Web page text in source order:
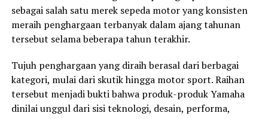
sebagai salah satu merek sepeda motor yang konsisten
meraih penghargaan terbanyak dalam ajang tahunan
tersebut selama beberapa tahun terakhir.
Tujuh penghargaan yang diraih berasal dari berbagai
kategori, mulai dari skutik hingga motor sport. Raihan
tersebut menjadi bukti bahwa produk-produk Yamaha
dinilai unggul dari sisi teknologi, desain, performa,